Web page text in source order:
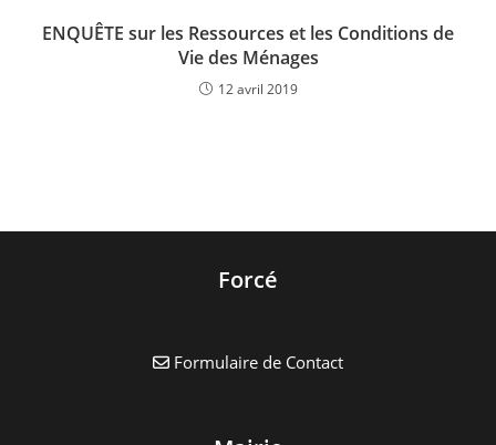
ENQUÊTE sur les Ressources et les Conditions de
Vie des Ménages
12 avril 2019
Forcé
Formulaire de Contact